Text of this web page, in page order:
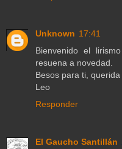
Unknown 17:41
Bienvenido el
resuena a novedad.
Besos para ti, querida
Leo
Responder
El Gaucho Santillán